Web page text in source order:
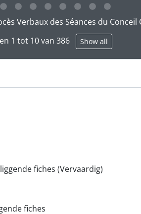
will open the description view
Verbaux des Séances du Conceil
1 tot 10 van 386
Show all
fiches (Vervaardig)
fiches